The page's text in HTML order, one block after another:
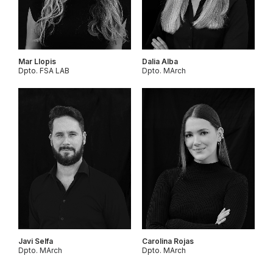
Mar Llopis
Dpto. FSA LAB
Dalia Alba
Dpto. MArch
Javi Selfa
Dpto. MArch
Carolina Rojas
Dpto. MArch